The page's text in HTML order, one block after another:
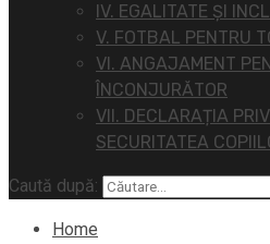
IV. EGALITATE ȘI
V. FOTBAL PENTRU
VI. ANGAJAMENT
ÎNCONJURĂTOR
VII. DECLARAȚIA
SECURITATEA
Caută după:
Home